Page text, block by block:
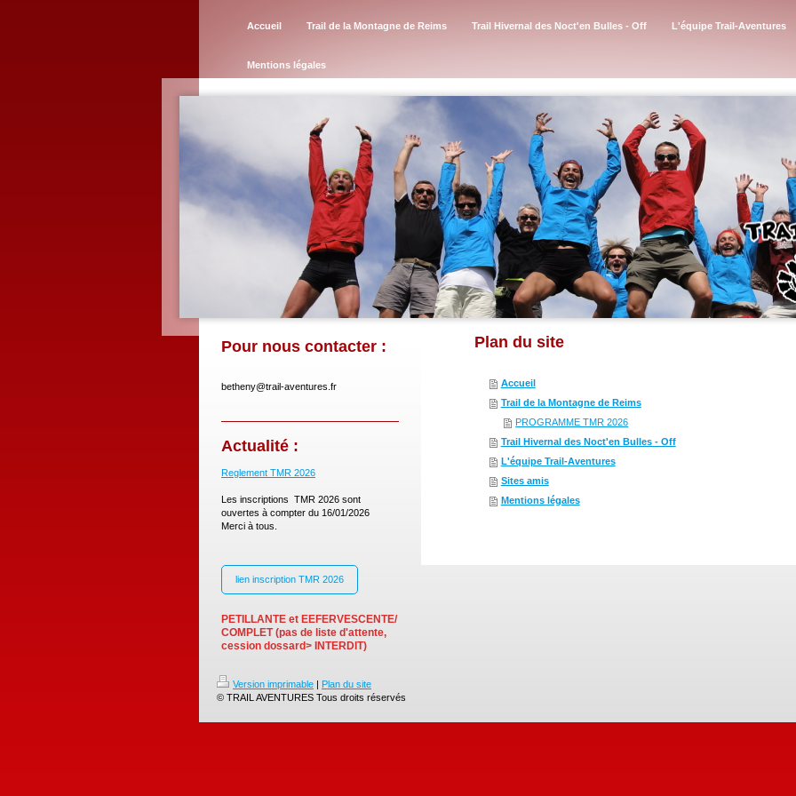
Accueil Trail de la Montagne de Reims Trail Hivernal des Noct'en Bulles - Off L'équipe Trail-Aventures
Mentions légales
Pour nous contacter :
betheny@trail-aventures.fr
Actualité :
Reglement TMR 2026
Les inscriptions TMR 2026 sont
ouvertes à compter du 16/01/2026
Merci à tous.
lien inscription TMR 2026
PETILLANTE et EEFERVESCENTE/
COMPLET (pas de liste d'attente,
cession dossard> INTERDIT)
Plan du site
Accueil
Trail de la Montagne de Reims
PROGRAMME TMR 2026
Trail Hivernal des Noct'en Bulles - Off
L'équipe Trail-Aventures
Sites amis
Mentions légales
Version imprimable | Plan du site
© TRAIL AVENTURES Tous droits réservés